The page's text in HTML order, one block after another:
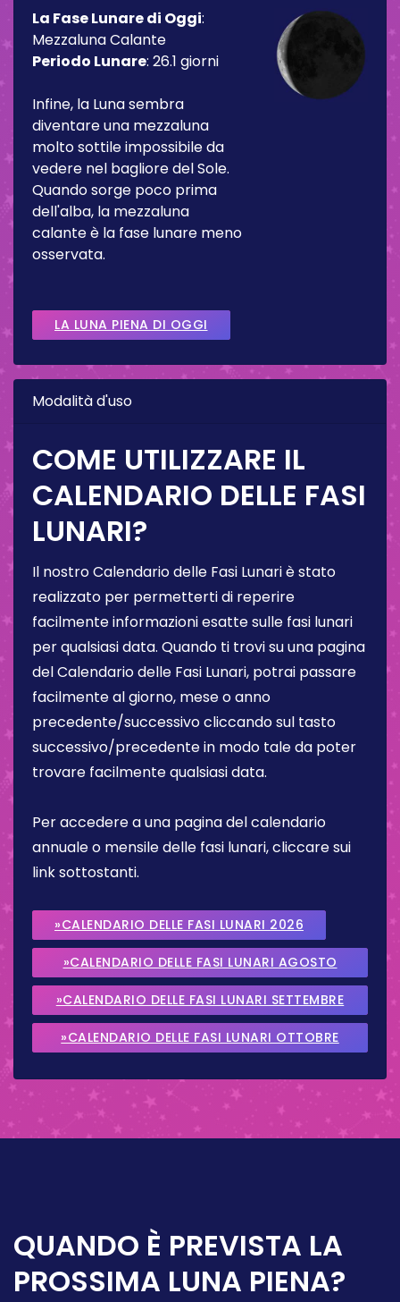
La Fase Lunare di Oggi:
Mezzaluna Calante
Periodo Lunare: 26.1 giorni
Infine, la Luna sembra
diventare una mezzaluna
molto sottile impossibile da
vedere nel bagliore del Sole.
Quando sorge poco prima
dell'alba, la mezzaluna
calante è la fase lunare meno
osservata.
LA LUNA PIENA DI OGGI
Modalità d'uso
COME UTILIZZARE IL
CALENDARIO DELLE FASI
LUNARI?
Il nostro Calendario delle Fasi Lunari è stato
realizzato per permetterti di reperire
facilmente informazioni esatte sulle fasi lunari
per qualsiasi data. Quando ti trovi su una pagina
del Calendario delle Fasi Lunari, potrai passare
facilmente al giorno, mese o anno
precedente/successivo cliccando sul tasto
successivo/precedente in modo tale da poter
trovare facilmente qualsiasi data.
Per accedere a una pagina del calendario
annuale o mensile delle fasi lunari, cliccare sui
link sottostanti.
»CALENDARIO DELLE FASI LUNARI 2026
»CALENDARIO DELLE FASI LUNARI AGOSTO
2026
»CALENDARIO DELLE FASI LUNARI SETTEMBRE
2026
»CALENDARIO DELLE FASI LUNARI OTTOBRE
QUANDO È PREVISTA LA
PROSSIMA LUNA PIENA?